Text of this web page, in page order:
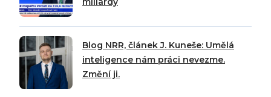
Blog NRR, článek J. Kuneše: Umělá
inteligence nám práci nevezme.
Změní ji.